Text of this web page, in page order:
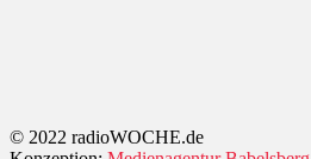
© 2022 radioWOCHE.de